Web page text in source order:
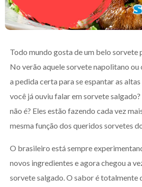
Todo mundo gosta de um belo sorvete
No verão aquele sorvete napolitano
a pedida certa para se espantar as
você já ouviu falar em sorvete
não é? Eles estão fazendo cada vez
mesma função dos queridos sorvetes
O brasileiro está sempre
novos ingredientes e agora chegou a
sorvete salgado. O sabor é totalmente